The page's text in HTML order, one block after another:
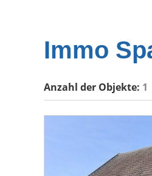
Immo
Anzahl der Objekte: 1